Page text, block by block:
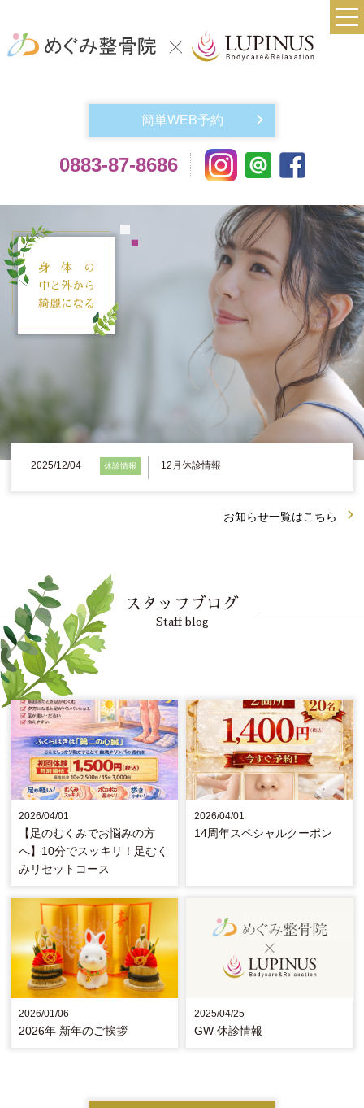
簡単WEB予約
0883-87-8686
実費メニュー料金
交通事故によるケガでお悩みの方
機材紹介
よくある質問
アクセス
お問い合わせ
腰痛でお悩みの方
ゲルマニウム温浴
メディセル
脱毛
身 体 の
中と外から
綺麗になる
2025/12/04 休診情報 12月休診情報
お知らせ一覧はこちら
スタッフブログ
Staff blog
2026/04/01
【足のむくみでお悩みの方
へ】10分でスッキリ！足むく
みリセットコース
2026/04/01
14周年スペシャルクーポン
2026/01/06
2026年 新年のご挨拶
2025/04/25
GW 休診情報